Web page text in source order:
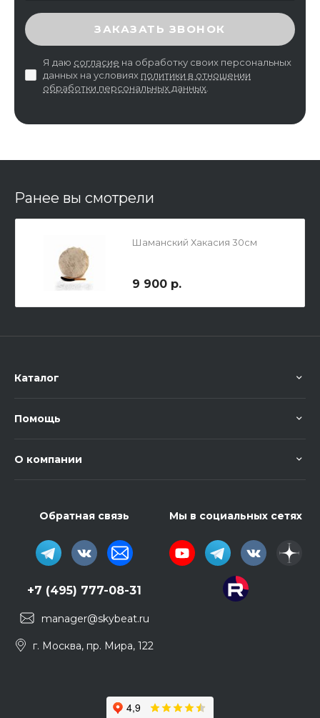
ВВЕДИТЕ ПРОВЕРОЧНЫЙ КОД
ЗАКАЗАТЬ ЗВОНОК
Я даю согласие на обработку своих персональных
данных на условиях политики в отношении
обработки персональных данных
Ранее вы смотрели
Шаманский Хакасия 30см
9 900 р.
Каталог
Помощь
О компании
Обратная связь
+7 (495) 777-08-31
manager@skybeat.ru
г. Москва, пр. Мира, 122
Мы в социальных сетях